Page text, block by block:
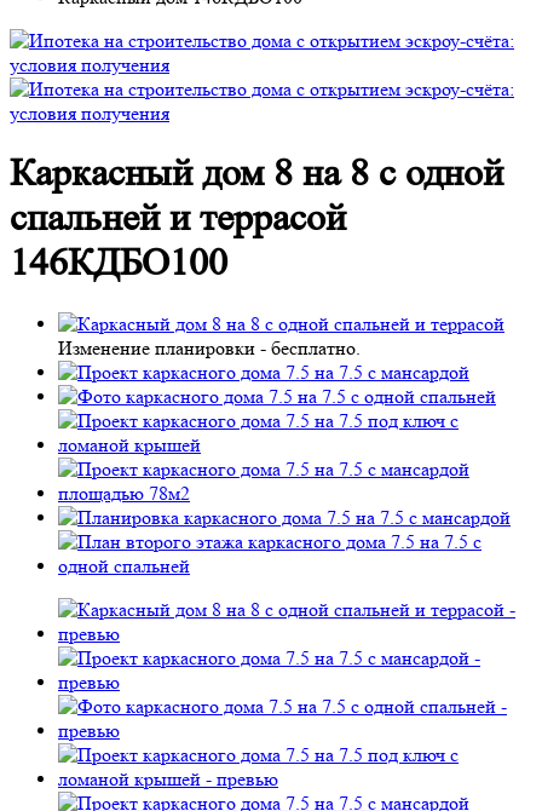
Каркасный дом 8 на 8 с одной
спальней и террасой
146КДБО100
Изменение планировки - бесплатно.